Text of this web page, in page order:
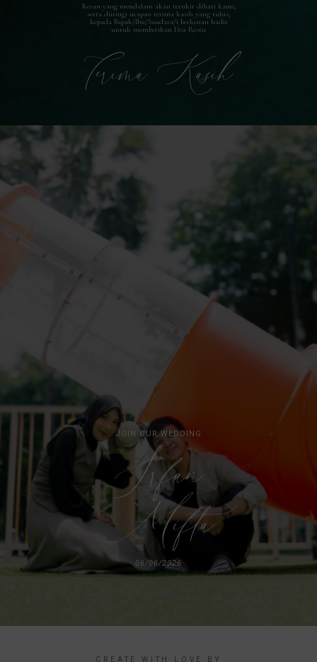
Kesan yang mendalam akan terukir dihati kami,
serta diiringi ucapan terima kasih yang tulus,
kepada Bapak/Ibu/Saudara/i berkenan hadir
untuk memberikan Doa Restu
Terima Kasih
JOIN OUR WEDDING
Irfan
Mifta
06/06/2026
CREATE WITH LOVE BY